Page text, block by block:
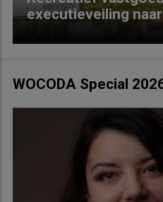
executieveiling
WOCODA Special